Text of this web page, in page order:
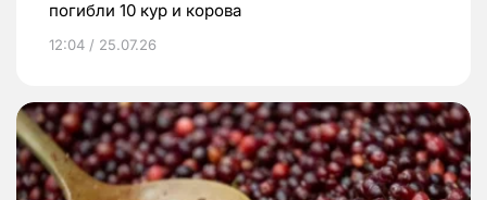
погибли 10 кур и корова
12:04 / 25.07.26